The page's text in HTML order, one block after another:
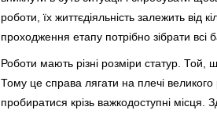
роботи, їх життєдіяльність залежить від
проходження етапу потрібно зібрати
Роботи мають різні розміри статур. Той,
Тому це справа лягати на плечі
пробиратися крізь важкодоступні